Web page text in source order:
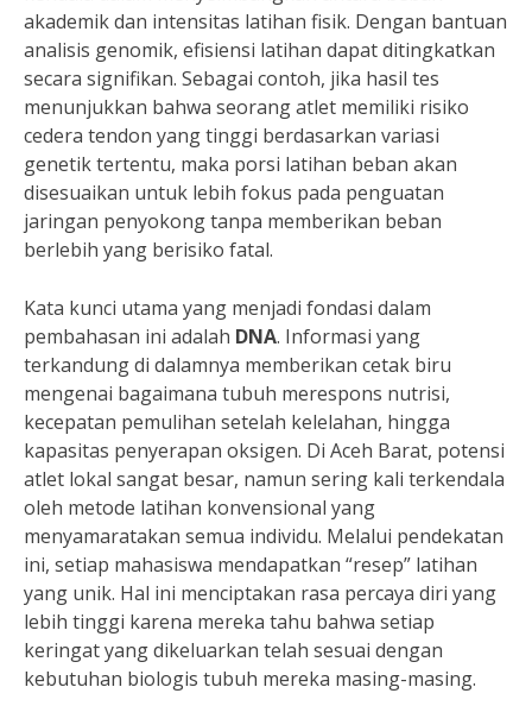
akademik dan intensitas latihan fisik. Dengan bantuan
analisis genomik, efisiensi latihan dapat ditingkatkan
secara signifikan. Sebagai contoh, jika hasil tes
menunjukkan bahwa seorang atlet memiliki risiko
cedera tendon yang tinggi berdasarkan variasi
genetik tertentu, maka porsi latihan beban akan
disesuaikan untuk lebih fokus pada penguatan
jaringan penyokong tanpa memberikan beban
berlebih yang berisiko fatal.
Kata kunci utama yang menjadi fondasi dalam
pembahasan ini adalah DNA. Informasi yang
terkandung di dalamnya memberikan cetak biru
mengenai bagaimana tubuh merespons nutrisi,
kecepatan pemulihan setelah kelelahan, hingga
kapasitas penyerapan oksigen. Di Aceh Barat, potensi
atlet lokal sangat besar, namun sering kali terkendala
oleh metode latihan konvensional yang
menyamaratakan semua individu. Melalui pendekatan
ini, setiap mahasiswa mendapatkan “resep” latihan
yang unik. Hal ini menciptakan rasa percaya diri yang
lebih tinggi karena mereka tahu bahwa setiap
keringat yang dikeluarkan telah sesuai dengan
kebutuhan biologis tubuh mereka masing-masing.